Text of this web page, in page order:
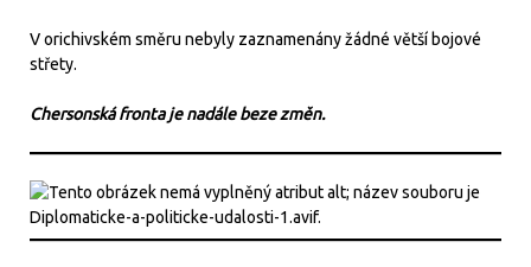
V orichivském směru nebyly zaznamenány žádné větší bojové
střety.
Chersonská fronta je nadále beze změn.